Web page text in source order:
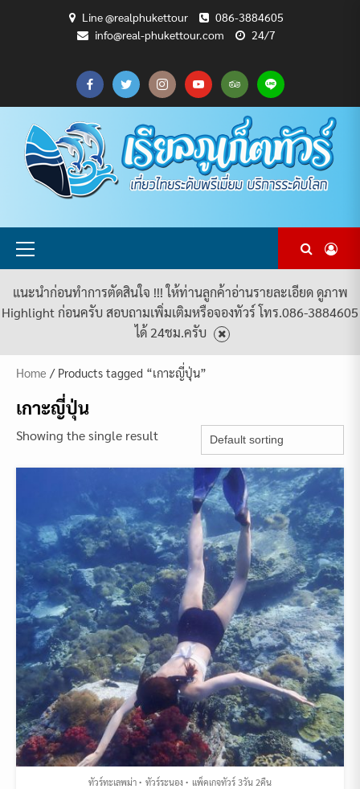
Line @realphukettour
086-3884605
info@real-phukettour.com
24/7
CART
CHECKOUT
MY
ACCOUNT
SAMPLE
PAGE
ทัวร์
ทั้งหมด
บทความ
ท่อง
เที่ยว
ยินดี
ต้อนรับ
สู่
PHUKET
TOUR
เกี่ยว
กับ
เรา
แพ็คเกจ
ทัวร์
ทั้งหมด
Primary
แนะนำก่อนทำการตัดสินใจ !!! ให้ท่านลูกค้าอ่านรายละเอียด ดูภาพ
Highlight ก่อนครับ สอบถามเพิ่มเติมหรือจองทัวร์ โทร.086-3884605
ได้ 24ชม.ครับ
Home / Products tagged “เกาะญี่ปุ่น”
เกาะญี่ปุ่น
Showing the single result
ทัวร์ทะเลพม่า ทัวร์ระนอง แพ็คเกจทัวร์ 3วัน 2คืน